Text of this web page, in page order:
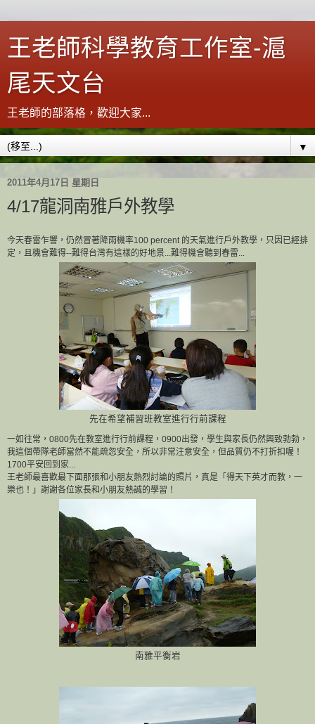
王老師科學教育工作室-滬
尾天文台
王老師的部落格，歡迎大家...
▼
2011年4月17日 星期日
4/17龍洞南雅戶外教學
今天春雷乍響，仍然冒著降雨機率100 percent 的天氣進行戶外教學，只因已經排
定，且機會難得--難得台灣有這樣的好地景...難得機會聽到春雷...
先在希望補習班教室進行行前課程
一如往常，0800先在教室進行行前課程，0900出發 ，學生與家長仍然興致勃勃，
我這個帶隊老師當然不能疏忽安全，所以非常注意安全，但品質仍不打折扣喔！
1700平安回到家...
王老師最喜歡最下面那張和小朋友熱烈討論的照片，真是「得天下英才而教，一
樂也！」謝謝各位家長和小朋友熱誠的學習！
南雅平衡岩